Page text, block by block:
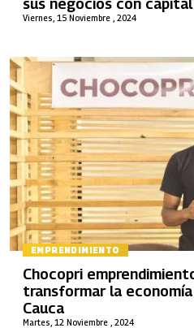
Viernes, 15 Noviembre , 2024
sus negocios con
EMPRENDIMIENTO
Martes, 12 Noviembre , 2024
Chocopri
transformar la
Cauca